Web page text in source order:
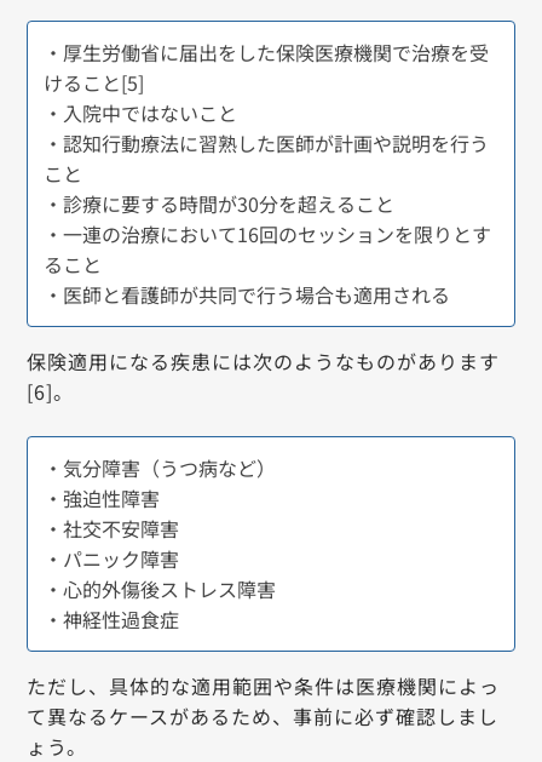
・厚生労働省に届出をした保険医療機関で治療を受
けること[5]
・入院中ではないこと
・認知行動療法に習熟した医師が計画や説明を行う
こと
・診療に要する時間が30分を超えること
・一連の治療において16回のセッションを限りとす
ること
・医師と看護師が共同で行う場合も適用される
保険適用になる疾患には次のようなものがあります
[6]。
・気分障害（うつ病など）
・強迫性障害
・社交不安障害
・パニック障害
・心的外傷後ストレス障害
・神経性過食症
ただし、具体的な適用範囲や条件は医療機関によっ
て異なるケースがあるため、事前に必ず確認しまし
ょう。